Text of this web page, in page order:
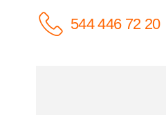
544 446 72 20